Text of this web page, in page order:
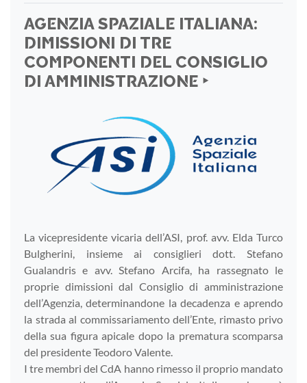
AGENZIA SPAZIALE ITALIANA:
DIMISSIONI DI TRE
COMPONENTI DEL CONSIGLIO
DI AMMINISTRAZIONE ‣
La vicepresidente vicaria dell’ASI, prof. avv. Elda Turco
Bulgherini, insieme ai consiglieri dott. Stefano
Gualandris e avv. Stefano Arcifa, ha rassegnato le
proprie dimissioni dal Consiglio di amministrazione
dell’Agenzia, determinandone la decadenza e aprendo
la strada al commissariamento dell’Ente, rimasto privo
della sua figura apicale dopo la prematura scomparsa
del presidente Teodoro Valente.
I tre membri del CdA hanno rimesso il proprio mandato